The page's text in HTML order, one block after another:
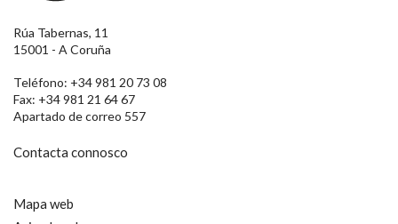
Rúa Tabernas, 11
15001 - A Coruña
Teléfono: +34 981 20 73 08
Fax: +34 981 21 64 67
Apartado de correo 557
Contacta connosco
Mapa web